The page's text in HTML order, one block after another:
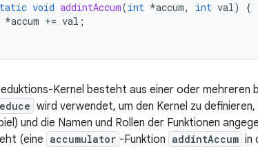
void addintAccum(int *accum, int val)
{
*accum += val ;
Kernel besteht aus einer oder mehreren
wird verwendet, um den Kernel zu definieren,
und die Namen und Rollen der Funktionen
(eine accumulator -Funktion addintAccum in